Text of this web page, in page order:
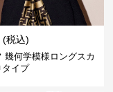
(税込)
幾何学模様ロングスカ
タイプ